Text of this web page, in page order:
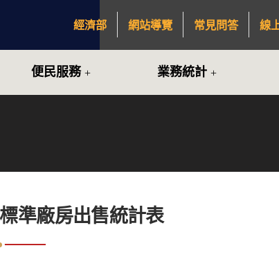
經濟部 網站導覽 常見問答 線
便民服務 業務統計
準廠房出售統計表